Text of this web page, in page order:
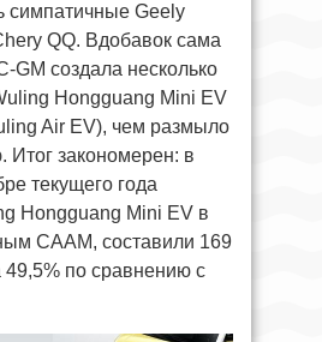
симпатичные Geely
QQ. Вдобавок сама
GM создала несколько
Hongguang Mini EV
Air EV), чем размыло
Итог закономерен: в
текущего года
Hongguang Mini EV в
CAAM, составили 169
49,5% по сравнению с